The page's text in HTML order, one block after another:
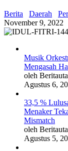
Berita Daerah
November 9, 2022
Musik
Mengasah
oleh
Agustus 6,
33,5 %
Menaker
Mismatch
oleh
Agustus 5,